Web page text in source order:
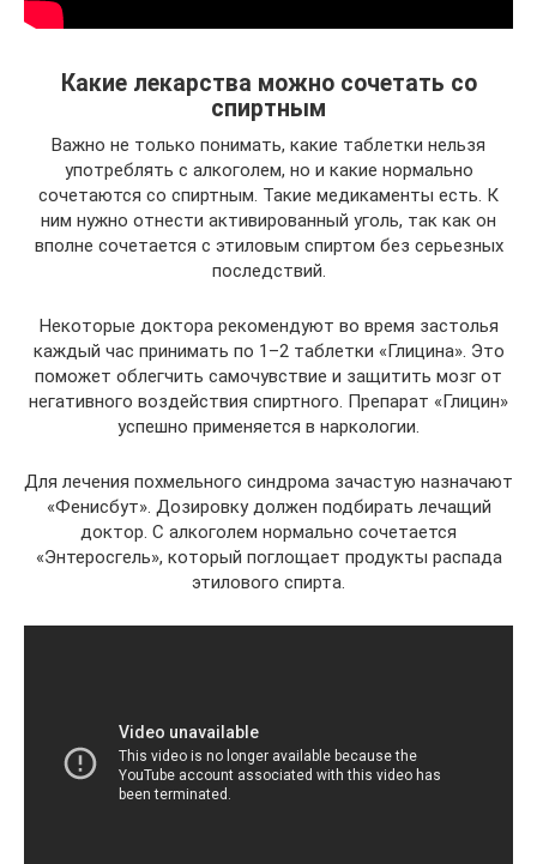
Какие лекарства можно сочетать со
спиртным
Важно не только понимать, какие таблетки нельзя
употреблять с алкоголем, но и какие нормально
сочетаются со спиртным. Такие медикаменты есть. К
ним нужно отнести активированный уголь, так как он
вполне сочетается с этиловым спиртом без серьезных
последствий.
Некоторые доктора рекомендуют во время застолья
каждый час принимать по 1–2 таблетки «Глицина». Это
поможет облегчить самочувствие и защитить мозг от
негативного воздействия спиртного. Препарат «Глицин»
успешно применяется в наркологии.
Для лечения похмельного синдрома зачастую назначают
«Фенисбут». Дозировку должен подбирать лечащий
доктор. С алкоголем нормально сочетается
«Энтеросгель», который поглощает продукты распада
этилового спирта.